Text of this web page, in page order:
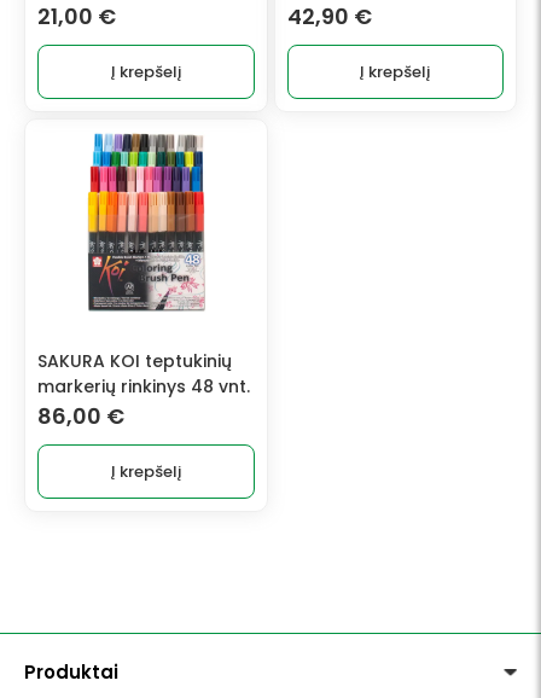
21,00 €
Į krepšelį
42,90 €
Į krepšelį
SAKURA KOI teptukinių
markerių rinkinys 48 vnt.
86,00 €
Į krepšelį
Produktai